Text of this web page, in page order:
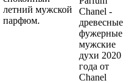
летний мужской
парфюм.
Chanel -
древесные
фужерные
мужские
духи 2020
года от
Chanel